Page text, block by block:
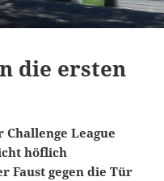
die ersten
League
höflich
Faust gegen die Tür